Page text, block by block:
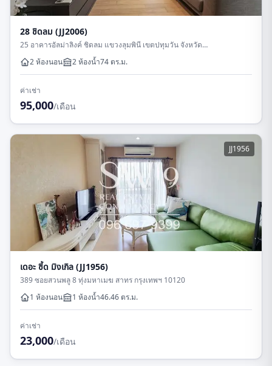
28 ชิดลม (JJ2006)
25 อาคารอัลม่าลิงค์ ชิดลม แขวงลุมพินี เขตปทุมวัน จังหวัด
2 ห้องนอน 2ห้องน้ำ74 ตร.ม.
ค่าเช่า
95,000/เดือน
JJ1956
เดอะ ซี้ด มิงเกิล (JJ1956)
389 ซอยสวนพลู 8 ทุ่งมหาเมฆ สาทร กรุงเทพฯ 10120
1 ห้องนอน
1 ห้องน้ำ46.46 ตร.ม.
ค่าเช่า
23,000/เดือน